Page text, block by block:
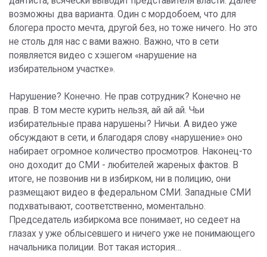
возможны два варианта. Один с мордобоем, что для
блогера просто мечта, другой без, но тоже ничего. Но это
не столь для нас с вами важно. Важно, что в сети
появляется видео с хэшегом «нарушение на
избирательном участке».
Нарушение? Конечно. Не прав сотрудник? Конечно не
прав. В том месте курить нельзя, ай ай ай. Чьи
избирательные права нарушены? Ничьи. А видео уже
обсуждают в сети, и благодаря слову «нарушение» оно
набирает огромное количество просмотров. Наконец-то
оно доходит до СМИ - любителей жареных фактов. В
итоге, не позвонив ни в избирком, ни в полицию, они
размещают видео в федеральном СМИ. Западные СМИ
подхватывают, соответственно, моментально.
Председатель избиркома все понимает, но седеет на
глазах у уже облысевшего и ничего уже не понимающего
начальника полиции. Вот такая история…